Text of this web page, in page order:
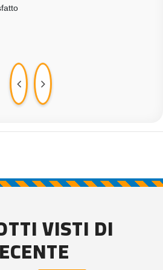
VISTI DI